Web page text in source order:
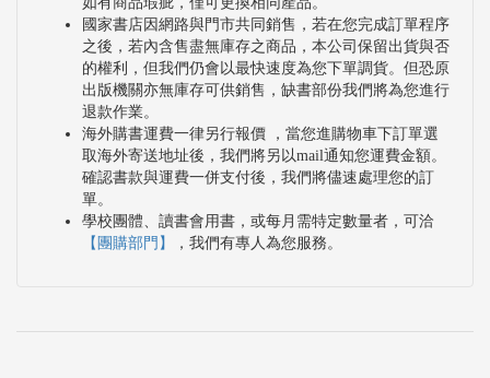
國家書店因網路與門市共同銷售，若在您完成訂單程序
之後，若內含售盡無庫存之商品，本公司保留出貨與否
的權利，但我們仍會以最快速度為您下單調貨。但恐原
出版機關亦無庫存可供銷售，缺書部份我們將為您進行
退款作業。
海外購書運費一律另行報價 ，當您進購物車下訂單選
取海外寄送地址後，我們將另以mail通知您運費金額。
確認書款與運費一併支付後，我們將儘速處理您的訂
單。
學校團體、讀書會用書，或每月需特定數量者，可洽
【團購部門】
，我們有專人為您服務。